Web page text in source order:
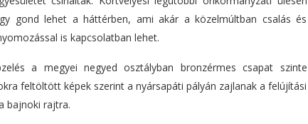
gond lehet a háttérben, ami akár a közelmúltban csalás és
is kapcsolatban lehet.
a megyei negyed osztályban bronzérmes csapat szinte
feltöltött képek szerint a nyársapáti pályán zajlanak a felújítási
bajnoki rajtra.